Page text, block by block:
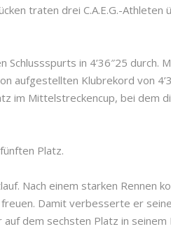
traten drei C.A.E.G.-Athleten
in 4’36″25 durch.
aufgestellten Klubrekord von
im Mittelstreckencup, bei dem
Platz.
Nach einem starken Rennen
freuen. Damit verbesserte er
dem sechsten Platz in seinem